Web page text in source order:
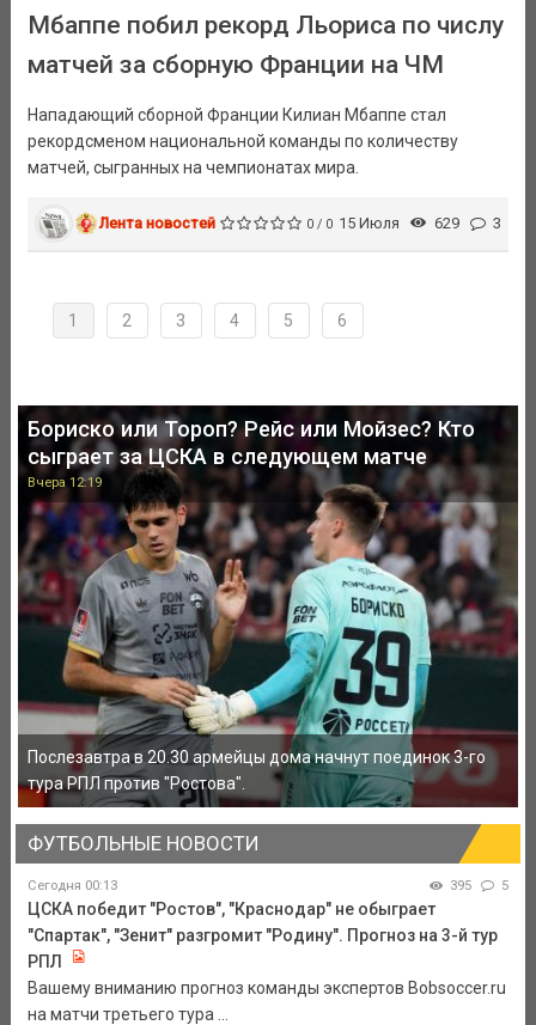
Мбаппе побил рекорд Льориса по числу
матчей за сборную Франции на ЧМ
Нападающий сборной Франции Килиан Мбаппе стал
рекордсменом национальной команды по количеству
матчей, сыгранных на чемпионатах мира.
Лента новостей 0 / 0 15 Июля 629 3
1 2 3 4 5 6
Бориско или Тороп? Рейс или Мойзес? Кто
сыграет за ЦСКА в следующем матче
Вчера 12:19
Послезавтра в 20.30 армейцы дома начнут поединок 3-го
тура РПЛ против "Ростова".
ФУТБОЛЬНЫЕ НОВОСТИ
Сегодня 00:13 395 5
ЦСКА победит "Ростов", "Краснодар" не обыграет
"Спартак", "Зенит" разгромит "Родину". Прогноз на 3-й тур
РПЛ
Вашему вниманию прогноз команды экспертов Bobsoccer.ru
на матчи третьего тура ...